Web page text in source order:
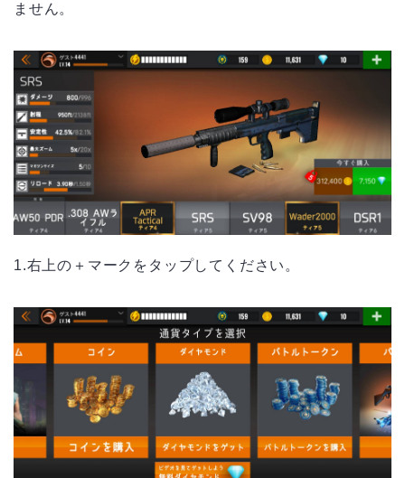
ません。
1.右上の＋マークをタップしてください。